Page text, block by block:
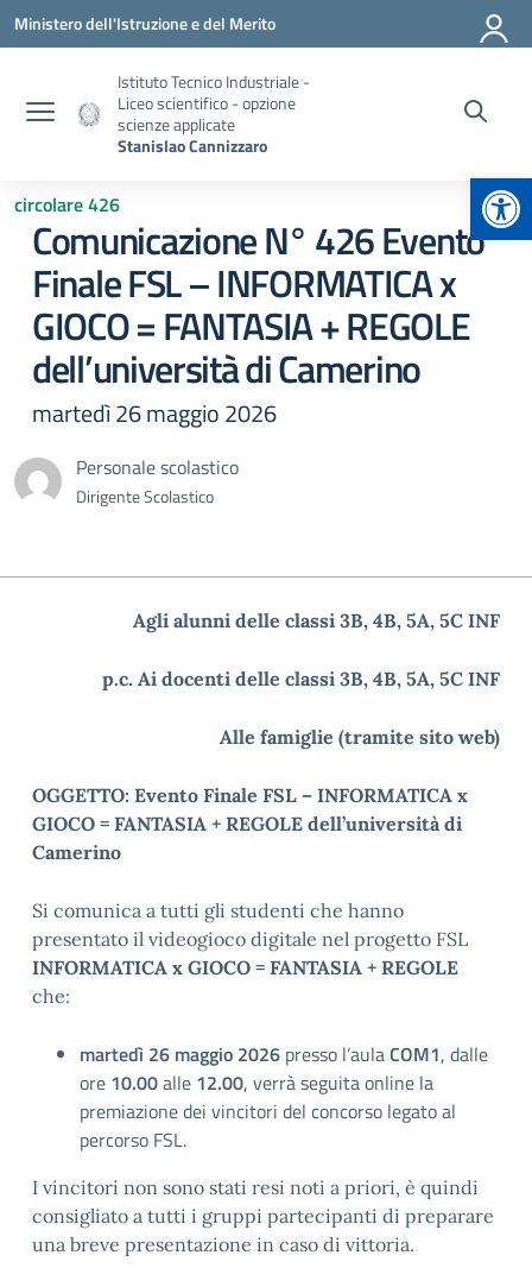
Vai ai contenuti
Vai al menu di navigazione
Vai al footer
Ministero dell'Istruzione e del Merito
Istituto Tecnico Industriale -
Liceo scientifico - opzione
scienze applicate
Stanislao Cannizzaro
circolare 426
Comunicazione N° 426 Evento
Finale FSL – INFORMATICA x
GIOCO = FANTASIA + REGOLE
dell’università di Camerino
martedì 26 maggio 2026
Personale scolastico
Dirigente Scolastico
Agli alunni delle classi 3B, 4B, 5A, 5C INF
p.c. Ai docenti delle classi 3B, 4B, 5A, 5C INF
Alle famiglie (tramite sito web)
OGGETTO: Evento Finale FSL – INFORMATICA x
GIOCO = FANTASIA + REGOLE dell’università di
Camerino
Si comunica a tutti gli studenti che hanno
presentato il videogioco digitale nel progetto FSL
INFORMATICA x GIOCO = FANTASIA + REGOLE
che:
martedì 26 maggio 2026 presso l’aulaCOM1, dalle
ore 10.00alle 12.00, verrà seguita online la
premiazione dei vincitori del concorso legato al
percorso FSL.
I vincitori non sono stati resi noti a priori, è quindi
consigliato a tutti i gruppi partecipanti di preparare
una breve presentazione in caso di vittoria.